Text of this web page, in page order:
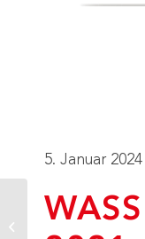
5. Januar 2024
„Wasserle: Der tut